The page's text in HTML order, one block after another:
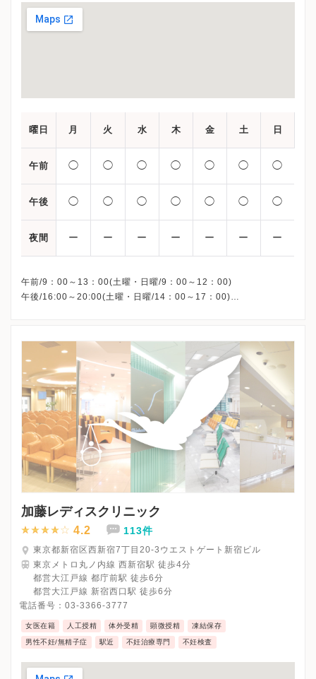
曜日 月 火 水 木 金 土 日
午前 ◯ ◯ ◯ ◯ ◯ ◯ ◯
午後 ◯ ◯ ◯ ◯ ◯ ◯ ◯
夜間 ー ー ー ー ー ー ー
午前/9：00～13：00(土曜・日曜/9：00～12：00)
午後/16:00～20:00(土曜・日曜/14：00～17：00)
加藤レディスクリニック
4.2 113件
東京都新宿区西新宿7丁目20-3ウエストゲート新宿ビル
東京メトロ丸ノ内線 西新宿駅 徒歩4分
都営大江戸線 都庁前駅 徒歩6分
都営大江戸線 新宿西口駅 徒歩6分
電話番号： 03-3366-3777
女医在籍 人工授精 体外受精 顕微授精 凍結保存
男性不妊/無精子症 駅近 不妊治療専門 不妊検査